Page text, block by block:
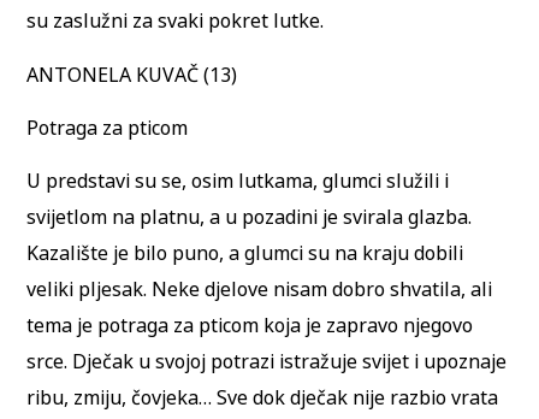
su zaslužni za svaki pokret lutke.
ANTONELA KUVAČ (13)
Potraga za pticom
U predstavi su se, osim lutkama, glumci služili i
svijetlom na platnu, a u pozadini je svirala glazba.
Kazalište je bilo puno, a glumci su na kraju dobili
veliki pljesak. Neke djelove nisam dobro shvatila, ali
tema je potraga za pticom koja je zapravo njegovo
srce. Dječak u svojoj potrazi istražuje svijet i upoznaje
ribu, zmiju, čovjeka… Sve dok dječak nije razbio vrata